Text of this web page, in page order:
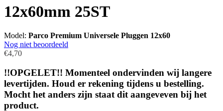
12x60mm 25ST
Model: Parco Premium Universele Pluggen 12x60
Nog niet beoordeeld
€4,70
!!OPGELET!! Momenteel ondervinden wij langere
levertijden. Houd er rekening tijdens u bestelling.
Mocht het anders zijn staat dit aangeveven bij het
product.